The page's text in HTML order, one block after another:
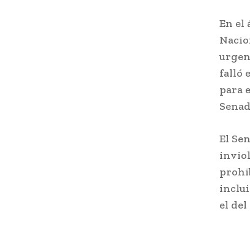
En el
falló
para
El
el del